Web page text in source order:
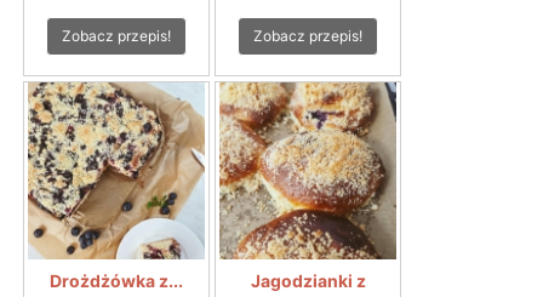
Zobacz przepis! Zobacz przepis!
Drożdżówka z...
Jagodzianki z